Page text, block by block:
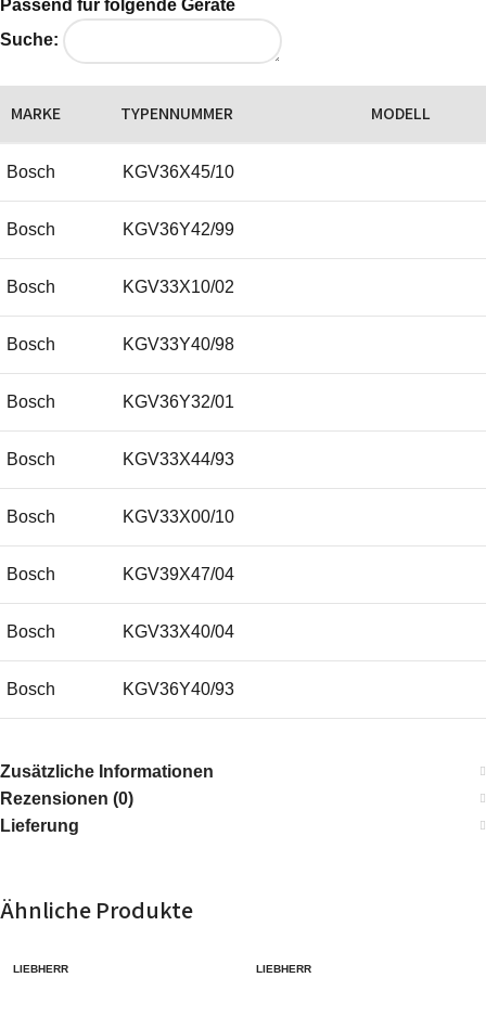
Passend für folgende Geräte
Suche:
MARKE TYPENNUMMER MODELL
Bosch KGV36X45/10
Bosch KGV36Y42/99
Bosch KGV33X10/02
Bosch KGV33Y40/98
Bosch KGV36Y32/01
Bosch KGV33X44/93
Bosch KGV33X00/10
Bosch KGV39X47/04
Bosch KGV33X40/04
Bosch KGV36Y40/93
Bosch KGV36X47/89
Bosch KGV39Y42/97
Bosch
Zusätzliche Informationen
Rezensionen (0)
Lieferung
Ähnliche Produkte
LIEBHERR LIEBHERR